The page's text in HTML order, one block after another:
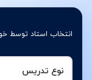
انتخاب استاد توسط
نوع تدریس